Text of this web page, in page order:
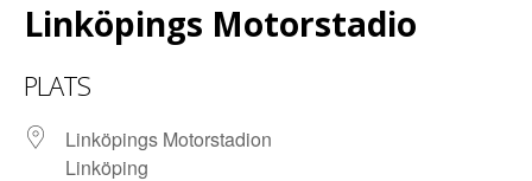
Linköpings Motorstadio
PLATS
Linköpings Motorstadion
Linköping